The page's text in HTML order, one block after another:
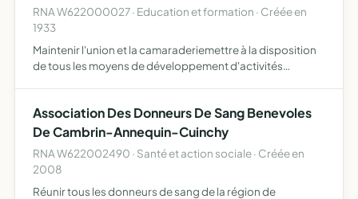
RNA W622000027 · Education et formation · Créée en
1933
Maintenir l'union et la camaraderiemettre à la disposition
de tous les moyens de développement d'activités
Association Des Donneurs De Sang Benevoles
De Cambrin-Annequin-Cuinchy
RNA W622002490 · Santé et action sociale · Créée en
2008
Réunir tous les donneurs de sang de la région de